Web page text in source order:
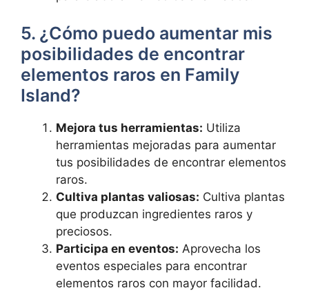
5. ¿Cómo puedo aumentar mis
posibilidades de encontrar
elementos raros en Family
Island?
Mejora tus herramientas: Utiliza
herramientas mejoradas para aumentar
tus posibilidades de encontrar elementos
raros.
Cultiva plantas valiosas: Cultiva plantas
que produzcan ingredientes raros y
preciosos.
Participa en eventos: Aprovecha los
eventos especiales para encontrar
elementos raros con mayor facilidad.